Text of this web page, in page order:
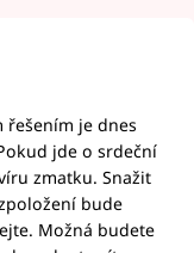
řešením je dnes
jde o srdeční
zmatku. Snažit
bude
Možná budete